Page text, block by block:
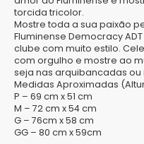
torcida tricolor.
Mostre toda a sua paixão
Fluminense Democracy
clube com muito estilo.
com orgulho e mostre ao
seja nas arquibancadas ou
Medidas Aproximadas
P – 69 cm x 51 cm
M – 72 cm x 54 cm
G – 76cm x 58 cm
GG – 80 cm x 59cm